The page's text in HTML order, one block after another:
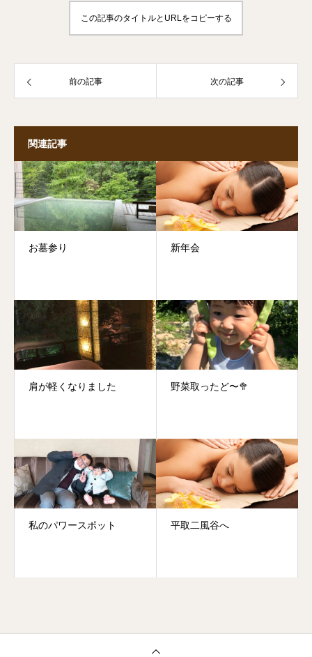
この記事のタイトルとURLをコピーする
前の記事 次の記事
関連記事
お墓参り 新年会
肩が軽くなりました 野菜取ったど〜🥦
私のパワースポット 平取二風谷へ